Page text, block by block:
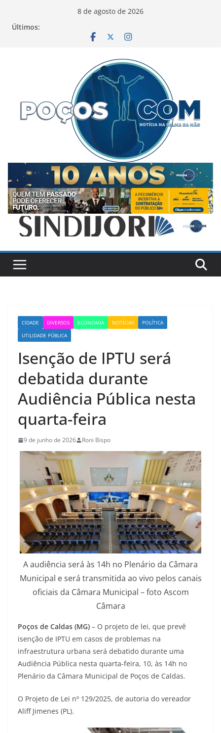
8 de agosto de 2026
Últimos:
CIDADE DIVERSOS ECONOMIA NOTÍCIAS
POLÍTICA
UTILIDADE PÚBLICA
Isenção de IPTU será
debatida durante
Audiência Pública nesta
quarta-feira
9 de junho de 2026 Roni Bispo
A audiência será às 14h no Plenário da Câmara
Municipal e será transmitida ao vivo pelos canais
oficiais da Câmara Municipal – foto Ascom
Câmara
Poços de Caldas (MG) – O projeto de lei, que prevê
isenção de IPTU em casos de problemas na
infraestrutura urbana será debatido durante uma
Audiência Pública nesta quarta-feira, 10, às 14h no
Plenário da Câmara Municipal de Poços de Caldas.
O Projeto de Lei nº 129/2025, de autoria do vereador
Aliff Jimenes (PL).